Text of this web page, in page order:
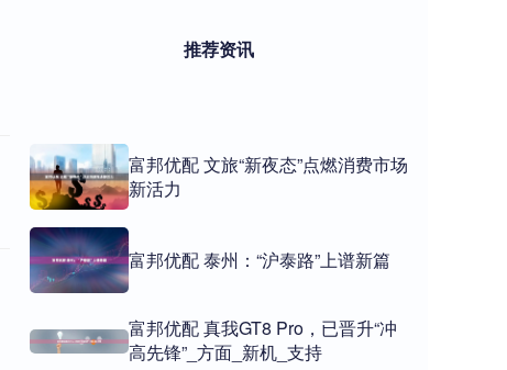
推荐资讯
富邦优配 文旅“新夜态”点燃消费市场
新活力
富邦优配 泰州：“沪泰路”上谱新篇
富邦优配 真我GT8 Pro，已晋升“冲
高先锋”_方面_新机_支持